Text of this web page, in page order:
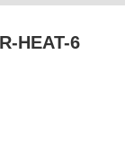
HEAT-6